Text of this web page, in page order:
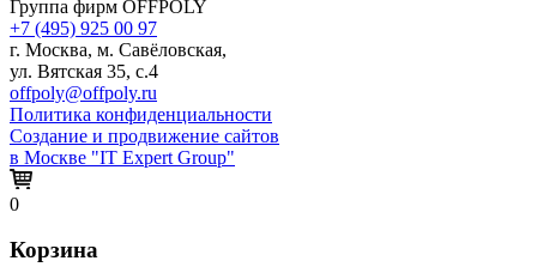
Группа фирм OFFPOLY
+7 (495) 925 00 97
г. Москва, м. Савёловская,
ул. Вятская 35, с.4
offpoly@offpoly.ru
Политика конфиденциальности
Создание и продвижение сайтов
в Москве "IT Expert Group"
0
Корзина